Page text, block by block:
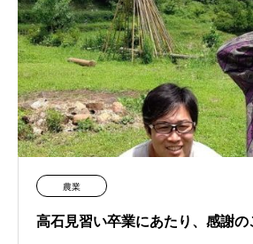
農業
高石見習い卒業にあたり、感謝の